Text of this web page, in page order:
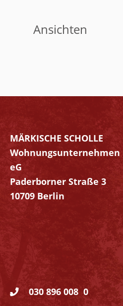
Ansichten
MÄRKISCHE SCHOLLE
Wohnungsunternehmen
eG
Paderborner Straße 3
10709 Berlin
030 896 008 0